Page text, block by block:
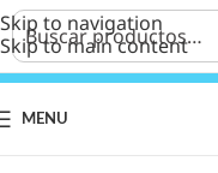
Skip to navigation
Skip to main content
MENU